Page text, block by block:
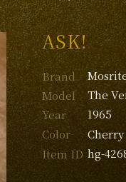
ASK!
Brand
Model
The
Year
1965
Color
Item ID hg-